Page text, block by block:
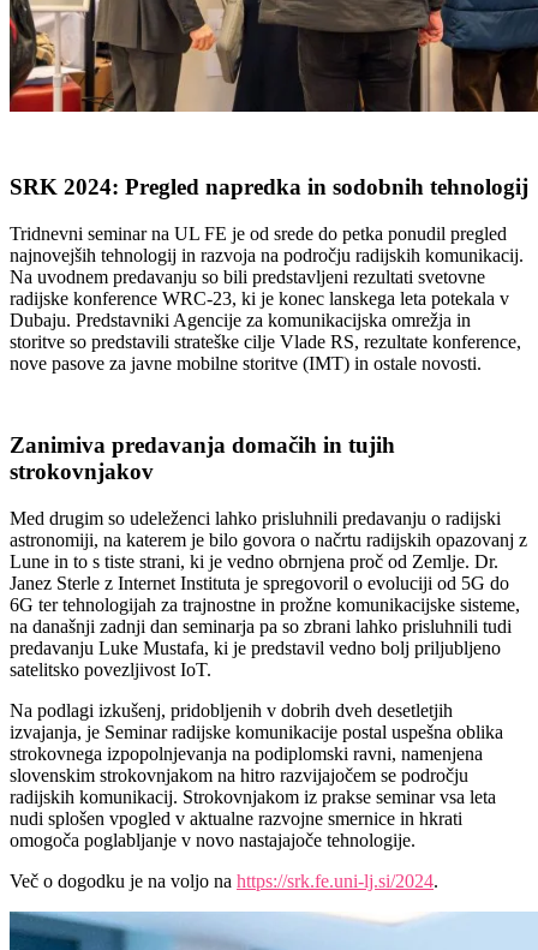
SRK 2024: Pregled napredka in sodobnih tehnologij
Tridnevni seminar na UL FE je od srede do petka ponudil pregled
najnovejših tehnologij in razvoja na področju radijskih komunikacij.
Na uvodnem predavanju so bili predstavljeni rezultati svetovne
radijske konference WRC-23, ki je konec lanskega leta potekala v
Dubaju. Predstavniki Agencije za komunikacijska omrežja in
storitve so predstavili strateške cilje Vlade RS, rezultate konference,
nove pasove za javne mobilne storitve (IMT) in ostale novosti.
Zanimiva predavanja domačih in tujih
strokovnjakov
Med drugim so udeleženci lahko prisluhnili predavanju o radijski
astronomiji, na katerem je bilo govora o načrtu radijskih opazovanj z
Lune in to s tiste strani, ki je vedno obrnjena proč od Zemlje. Dr.
Janez Sterle z Internet Instituta je spregovoril o evoluciji od 5G do
6G ter tehnologijah za trajnostne in prožne komunikacijske sisteme,
na današnji zadnji dan seminarja pa so zbrani lahko prisluhnili tudi
predavanju Luke Mustafa, ki je predstavil vedno bolj priljubljeno
satelitsko povezljivost IoT.
Na podlagi izkušenj, pridobljenih v dobrih dveh desetletjih
izvajanja, je Seminar radijske komunikacije postal uspešna oblika
strokovnega izpopolnjevanja na podiplomski ravni, namenjena
slovenskim strokovnjakom na hitro razvijajočem se področju
radijskih komunikacij. Strokovnjakom iz prakse seminar vsa leta
nudi splošen vpogled v aktualne razvojne smernice in hkrati
omogoča poglabljanje v novo nastajajoče tehnologije.
Več o dogodku je na voljo na https://srk.fe.uni-lj.si/2024.